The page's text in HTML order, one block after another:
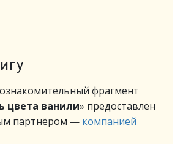
фрагмент
цвета ванили» предоставлен
партнёром — компанией